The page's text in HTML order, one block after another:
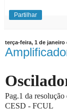
Ensino
Partilhar
terça-feira, 1 de janeiro
Pag.1 da
CESD - FCUL